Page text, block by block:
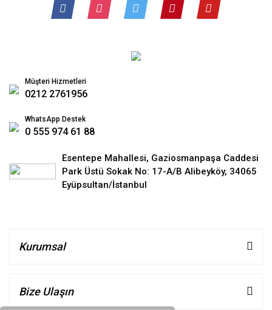
Müşteri Hizmetleri
0212 2761956
WhatsApp Destek
0 555 974 61 88
Esentepe Mahallesi, Gaziosmanpaşa Caddesi
Park Üstü Sokak No: 17-A/B Alibeyköy, 34065
Eyüpsultan/İstanbul
Kurumsal
Bize Ulaşın